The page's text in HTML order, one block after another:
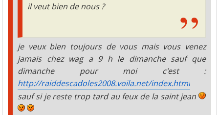
il veut bien de nous ?
je veux bien toujours de vous mais vous venez
jamais chez wag a 9 h le dimanche sauf que
dimanche pour moi c'est :
http://raiddescadoles2008.voila.net/index.html
sauf si je reste trop tard au feux de la saint jean